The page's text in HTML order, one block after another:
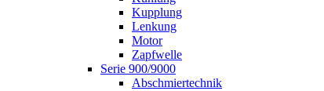
Kupplung
Lenkung
Motor
Zapfwelle
Serie 900/9000
Abschmiertechnik